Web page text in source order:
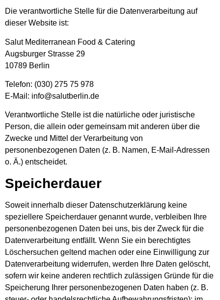
Die verantwortliche Stelle für die Datenverarbeitung auf
dieser Website ist:
Salut Mediterranean Food & Catering
Augsburger Strasse 29
10789 Berlin
Telefon: (030) 275 75 978
E-Mail: info@salutberlin.de
Verantwortliche Stelle ist die natürliche oder juristische
Person, die allein oder gemeinsam mit anderen über die
Zwecke und Mittel der Verarbeitung von
personenbezogenen Daten (z. B. Namen, E-Mail-Adressen
o. Ä.) entscheidet.
Speicherdauer
Soweit innerhalb dieser Datenschutzerklärung keine
speziellere Speicherdauer genannt wurde, verbleiben Ihre
personenbezogenen Daten bei uns, bis der Zweck für die
Datenverarbeitung entfällt. Wenn Sie ein berechtigtes
Löschersuchen geltend machen oder eine Einwilligung zur
Datenverarbeitung widerrufen, werden Ihre Daten gelöscht,
sofern wir keine anderen rechtlich zulässigen Gründe für die
Speicherung Ihrer personenbezogenen Daten haben (z. B.